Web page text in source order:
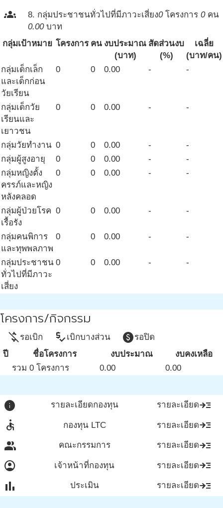
groups 8. กลุ่มประชาชนทั่วไปที่มีภาวะเสี่ยง0โครงการ 0คน
0.00บาท
กลุ่มเป้าหมาย โครงการ คน งบประมาณ
(บาท)
สัดส่วนงบ
(%)
เฉลี่ย
(บาท/คน)
กลุ่มเด็กเล็ก
และเด็กก่อน
วัยเรียน
0 0 0.00 - -
กลุ่มเด็กวัย
เรียนและ
เยาวชน
0 0 0.00 - -
กลุ่มวัยทำงาน 0 0 0.00 -
-
กลุ่มผู้สูงอายุ
0 0 0.00 -
-
กลุ่มหญิงตั้ง
ครรภ์และหญิง
หลังคลอด
0 0 0.00 - -
กลุ่มผู้ป่วยโรค
เรื้อรัง
0 0 0.00 - -
กลุ่มคนพิการ
และทุพพลภาพ
0 0 0.00 - -
กลุ่มประชาชน
ทั่วไปที่มีภาวะ
เสี่ยง
0 0 0.00 - -
โครงการ/กิจกรรม
money_off รอเบิก price_check เบิกบางส่วน paidรอปิด
ปี
ชื่อโครงการ งบประมาณ
งบคงเหลือ
รวม 0 โครงการ
0.00 0.00
info รายละเอียดกองทุน รายละเอียดread_more
accessible
กองทุน LTC รายละเอียดread_more
group
คณะกรรมการ รายละเอียดread_more
account_circle
เจ้าหน้าที่กองทุน รายละเอียดread_more
bar_chart
ประเมิน รายละเอียดread_more